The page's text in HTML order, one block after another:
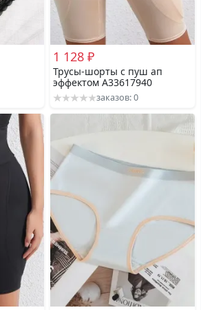
1 128 ₽
Трусы-шорты с пуш ап
эффектом A33617940
заказов: 0